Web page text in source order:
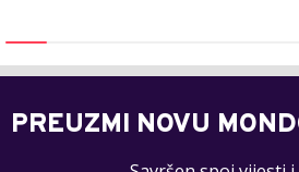
PREUZMI NOVU